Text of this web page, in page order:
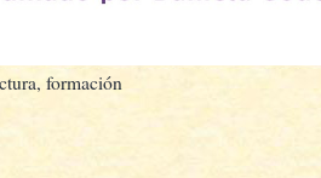
formación